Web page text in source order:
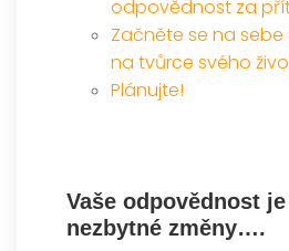
odpovědnost za
Začněte se na
na tvůrce svého
Plánujte!
Vaše odpovědnost
nezbytné změny….